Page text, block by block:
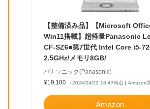
【整備済み品】【Microsoft
Win11搭載】超軽量Panasonic
CF-SZ6■第7世代 Intel Core i5-
2.5GHz/メモリ8GB/
パナソニック(Panasonic)
¥19,100
（2024/04/22 16:47時点 | Amazon調
Amazon